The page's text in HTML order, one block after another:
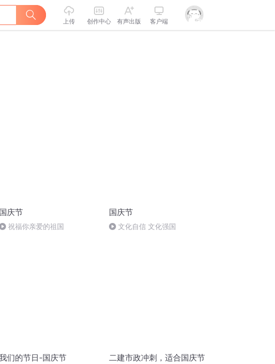
上传 创作中心 有声出版 客户端
国庆节
祝福你亲爱的祖国
国庆节
文化自信 文化强国
们的节日-国庆节
二建市政冲刺，适合国庆节